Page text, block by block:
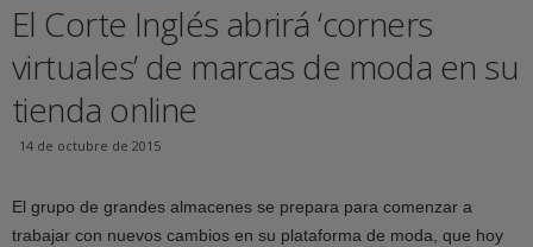
El Corte Inglés abrirá ‘corners
virtuales’ de marcas de moda en su
tienda online
14 de octubre de 2015
El grupo de grandes almacenes se prepara para comenzar a
trabajar con nuevos cambios en su plataforma de moda, que hoy